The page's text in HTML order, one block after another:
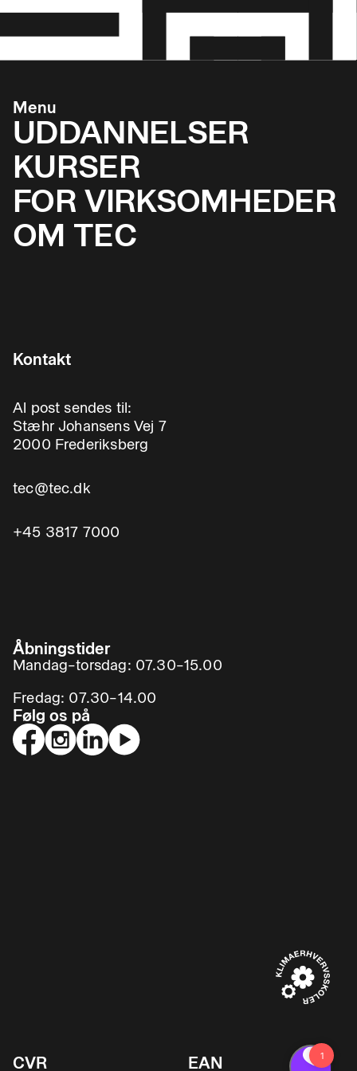
Menu
UDDANNELSER
KURSER
FOR VIRKSOMHEDER
OM TEC
Kontakt
Al post sendes til:
Stæhr Johansens Vej 7
2000 Frederiksberg
tec@tec.dk
+45 3817 7000
Åbningstider
Mandag–torsdag: 07.30–15.00
Fredag: 07.30–14.00
Følg os på
CVR EAN